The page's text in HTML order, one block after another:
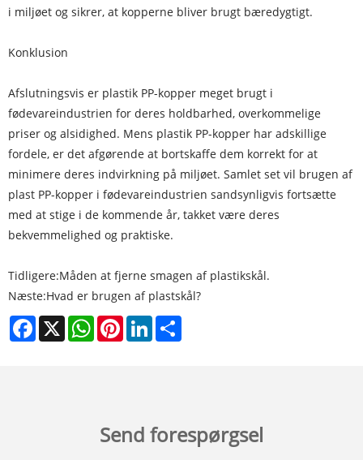
i miljøet og sikrer, at kopperne bliver brugt bæredygtigt.
Konklusion
Afslutningsvis er plastik PP-kopper meget brugt i
fødevareindustrien for deres holdbarhed, overkommelige
priser og alsidighed. Mens plastik PP-kopper har adskillige
fordele, er det afgørende at bortskaffe dem korrekt for at
minimere deres indvirkning på miljøet. Samlet set vil brugen af
​​plast PP-kopper i fødevareindustrien sandsynligvis fortsætte
med at stige i de kommende år, takket være deres
bekvemmelighed og praktiske.
Tidligere:Måden at fjerne smagen af ​​plastikskål.
Næste:Hvad er brugen af ​​plastskål?
Facebook
X WhatsAppPinterestLinkedIn
Send forespørgsel